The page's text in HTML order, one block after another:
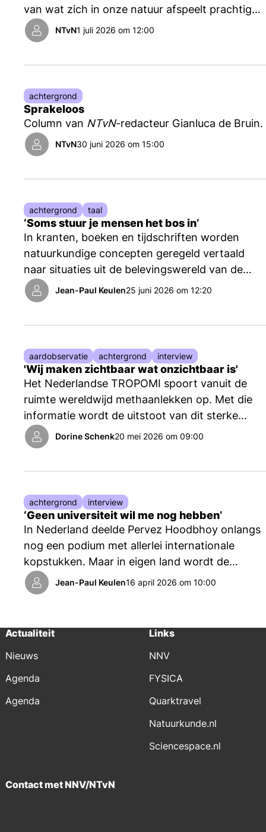
van wat zich in onze natuur afspeelt prachtig
beschrijven met wiskundig geformuleerde
natuurwetten. Maar er lijkt meer aan de hand: in
eenrichtingsverkeer: natuurkunde maakt
gebruik van wiskunde, maar het omgekeerde is
zeker ook het geval, schrijft Marcel Vonk.
NTvN1 juli 2026 om 12:00
Sprakeloos
Column van NTvN-redacteur Gianluca de Bruin.
NTvN30 juni 2026 om 15:00
achtergrond
‘Soms stuur je mensen het bos in’
In kranten, boeken en tijdschriften worden
natuurkundige concepten geregeld vertaald
naar situaties uit de belevingswereld van de
lezer. Maar wanneer is het zinnig om een
metafoor of vergelijking in te zetten en
geven hun kijk op de zaak.
Jean-Paul Keulen25 juni 2026 om 12:20
achtergrond taal
'Wij maken zichtbaar wat onzichtbaar is'
Het Nederlandse TROPOMI spoort vanuit de
ruimte wereldwijd methaanlekken op. Met die
informatie wordt de uitstoot van dit sterke
broeikasgas aangepakt. NTvN sprak met
teamleider Ilse Aben.
Dorine Schenk20 mei 2026 om 09:00
aardobservatie achtergrond interview
‘Geen universiteit wil me nog hebben’
In Nederland deelde Pervez Hoodbhoy onlangs
nog een podium met allerlei internationale
kopstukken. Maar in eigen land wordt de
Pakistaanse theoretisch natuurkundige met de
nek aangekeken.
Jean-Paul Keulen16 april 2026 om 10:00
achtergrond interview
Actualiteit
Nieuws
Agenda
Agenda
Links
NNV
FYSICA
Quarktravel
Natuurkunde.nl
Sciencespace.nl
Contact met NNV/NTvN